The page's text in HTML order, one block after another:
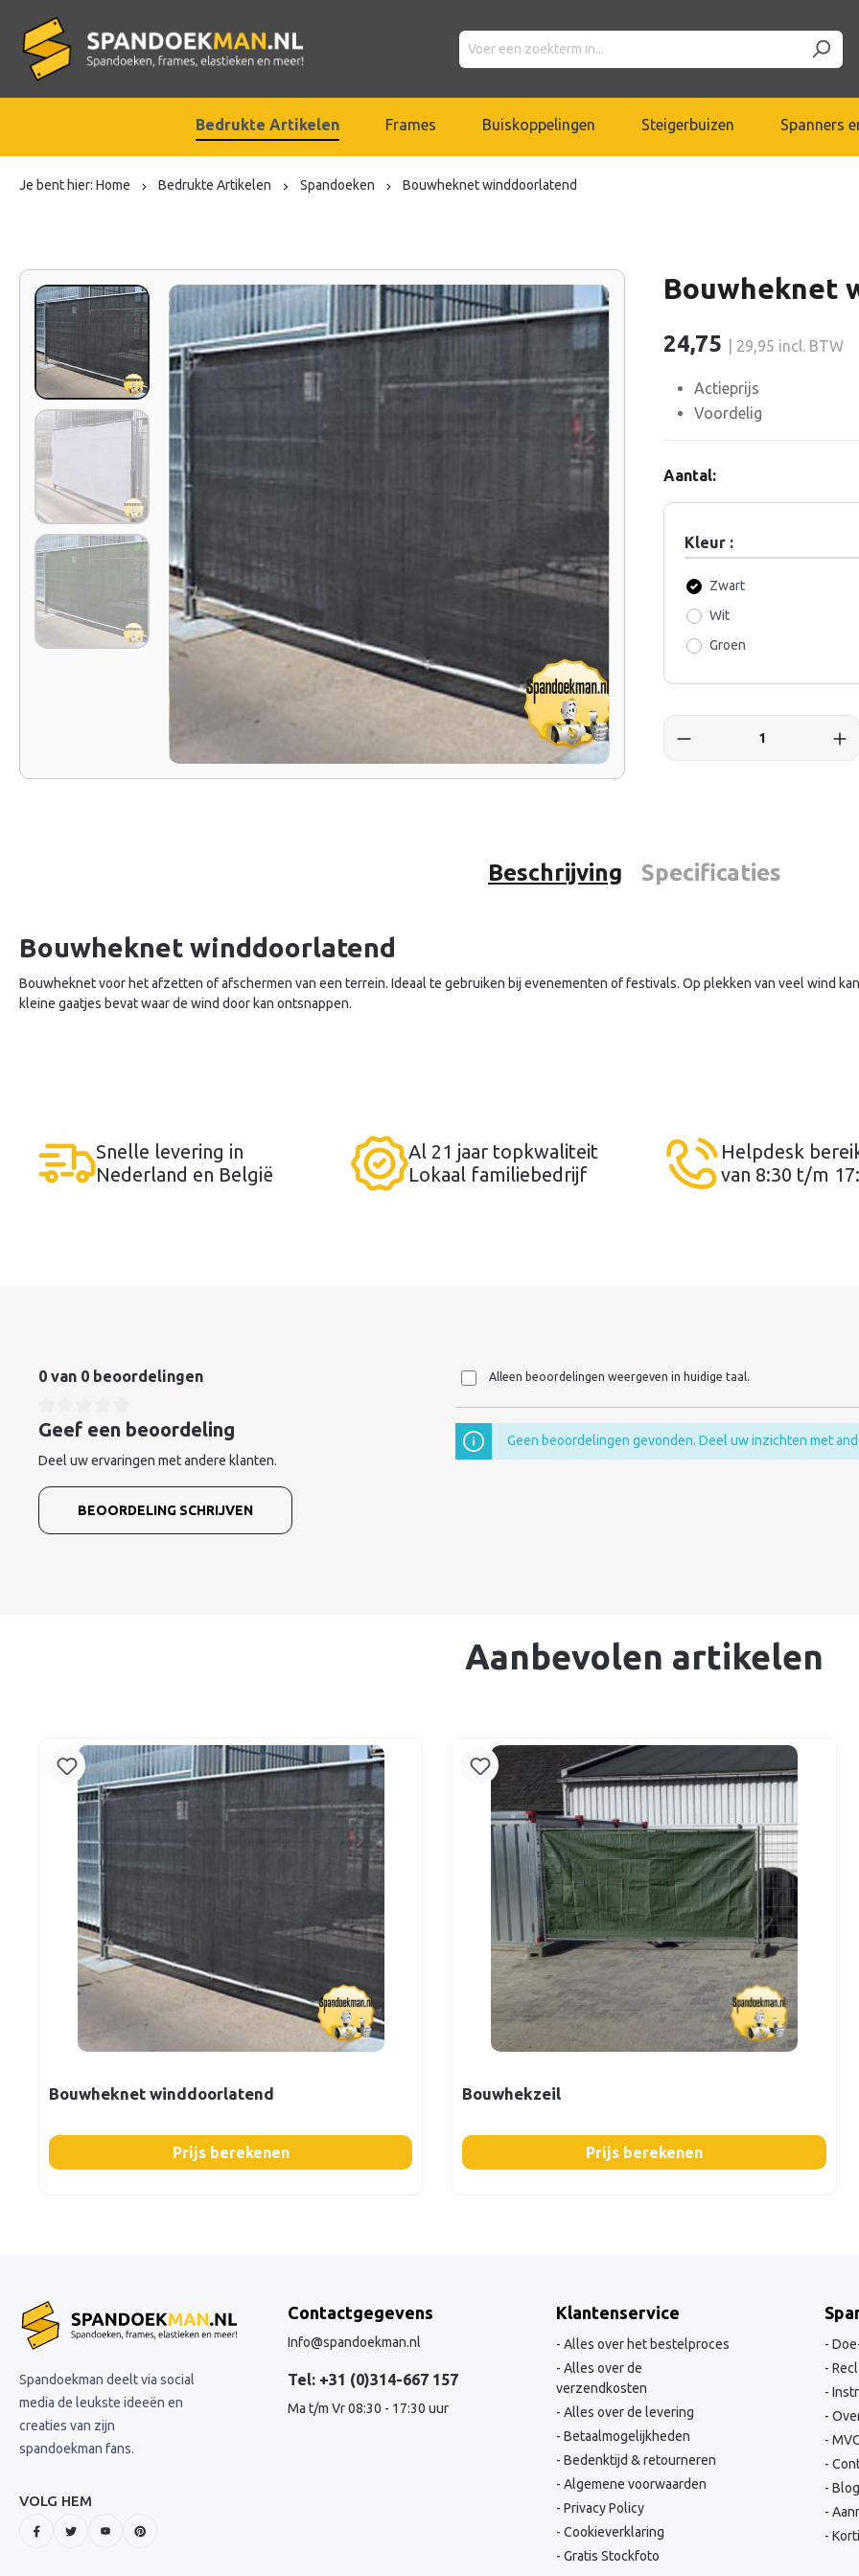
Bedrukte Artikelen Frames Buiskoppelingen Steigerbuizen Spanners
Je bent hier: Home Bedrukte Artikelen Spandoeken Bouwheknet winddoorlatend
Bouwheknet
24,75 | 29,95 incl. BTW
Actieprijs
Voordelig
Aantal:
Kleur :
Zwart
Wit
Groen
Beschrijving Specificaties
Bouwheknet winddoorlatend
Bouwheknet voor het afzetten of afschermen van een terrein. Ideaal te gebruiken bij evenementen of festivals. Op plekken van veel wind
kleine gaatjes bevat waar de wind door kan ontsnappen.
Snelle levering in
Nederland en België
Al 21 jaar topkwaliteit
Lokaal familiebedrijf
Helpdesk
van 8:30 t/m
0 van 0 beoordelingen
Geef een beoordeling
Deel uw ervaringen met andere klanten.
BEOORDELING SCHRIJVEN
Alleen beoordelingen weergeven in huidige taal.
Geen beoordelingen gevonden. Deel uw inzichten met
Aanbevolen artikelen
Bouwheknet winddoorlatend
Prijs berekenen
Bouwhekzeil
Prijs berekenen
Spandoekman deelt via social
media de leukste ideeën en
creaties van zijn
spandoekman fans.
VOLG HEM
Contactgegevens
Info@spandoekman.nl
Tel: +31 (0)314-667 157
Ma t/m Vr 08:30 - 17:30 uur
Klantenservice
Alles over het bestelproces
Alles over de
verzendkosten
Alles over de levering
Betaalmogelijkheden
Bedenktijd & retourneren
Algemene voorwaarden
Privacy Policy
Cookieverklaring
Gratis Stockfoto
Blog